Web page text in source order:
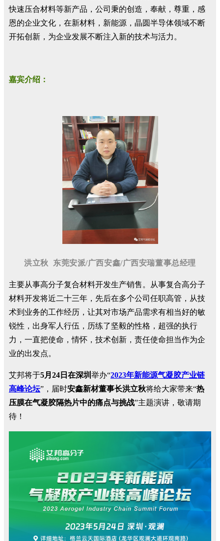
快速压合材料等新产品，公司秉的创造，奉献，尊重，感
恩的企业文化，在新材料，新能源，晶圆半导体领域不断
开拓创新，为企业发展不断注入新的技术与活力。
嘉宾介绍：
洪立秋 东莞安派/广西安鑫/广西安瑞董事总经理
主要从事高分子复合材料开发生产销售。从事复合高分子
材料开发将近二十三年，先后在多个公司任职高管，从技
术到业务的工作经历，让其对市场产品需求有相当好的敏
锐性，出身军人行伍，历练了坚毅的性格，超强的执行
力，一直把使命，情怀，技术创新，责任使命担当作为企
业的出发点。
艾邦将于5月24日在深圳 举办“2023年新能源气凝胶产业链
高峰论坛”，届时安鑫新材董事长洪立秋将给大家带来“热
压膜在气凝胶隔热片中的痛点与挑战”主题演讲，敬请期
待！